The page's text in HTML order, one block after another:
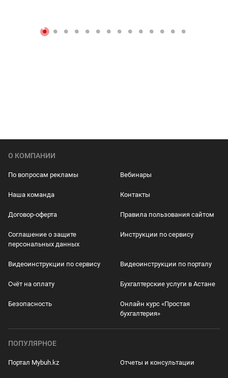
О КОМПАНИИ
По вопросам рекламы Вебинары
Наша команда Контакты
Договор-оферта Правила пользования сайтом
Соглашение о защите
персональных данных
Инструкции по сервису
Видеоинструкции по сервису Видеоинструкции по порталу
Счёт на оплату Бухгалтерские услуги в Астане
Безопасность
Онлайн курс «Простая
бухгалтерия»
ПОПУЛЯРНОЕ
Портал Mybuh.kz Отчеты и консультации